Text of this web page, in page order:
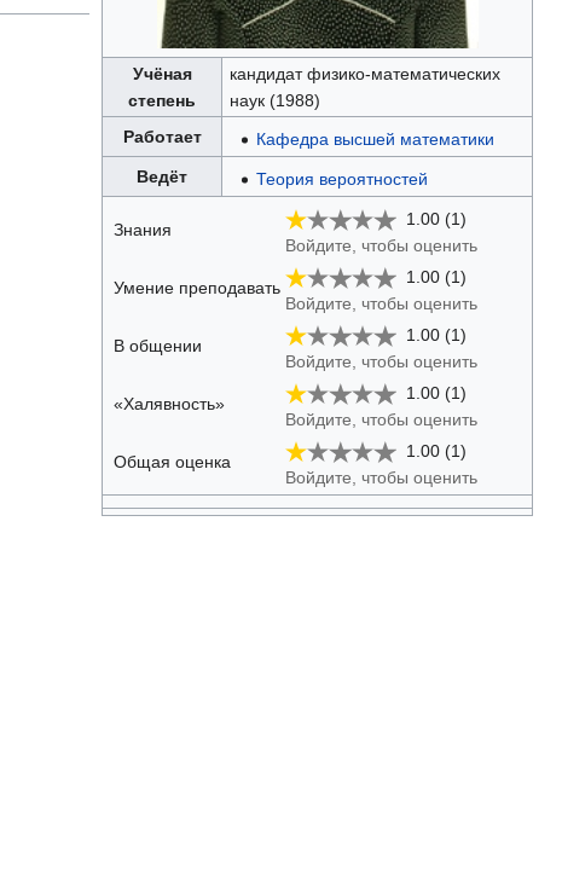
Учёная
степень
кандидат физико-математических
наук (1988)
Работает
Кафедра высшей математики
Ведёт
Теория вероятностей
Знания
1.00 (1)
Войдите, чтобы оценить
Умение преподавать
1.00 (1)
Войдите, чтобы оценить
В общении
1.00 (1)
Войдите, чтобы оценить
«Халявность»
1.00 (1)
Войдите, чтобы оценить
Общая оценка
1.00 (1)
Войдите, чтобы оценить